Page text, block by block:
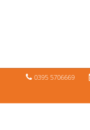
0395 5706669